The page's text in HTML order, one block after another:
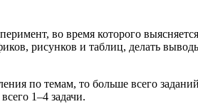
во время которого
рисунков и таблиц, делать
по темам, то больше всего
1–4 задачи.